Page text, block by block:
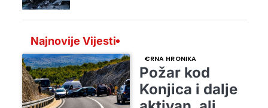
Najnovije Vijesti
CRNA HRONIKA
Požar kod
Konjica i dalje